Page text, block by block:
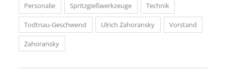
Personalie Spritzgießwerkzeuge Technik
Todtnau-Geschwend Ulrich Zahoransky Vorstand
Zahoransky